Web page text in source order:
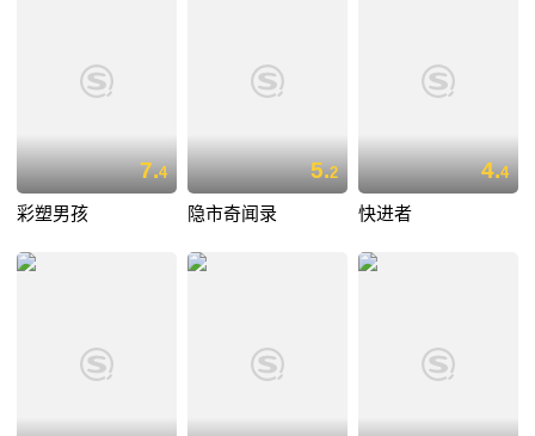
7.4
彩塑男孩
5.2
隐市奇闻录
4.4
快进者